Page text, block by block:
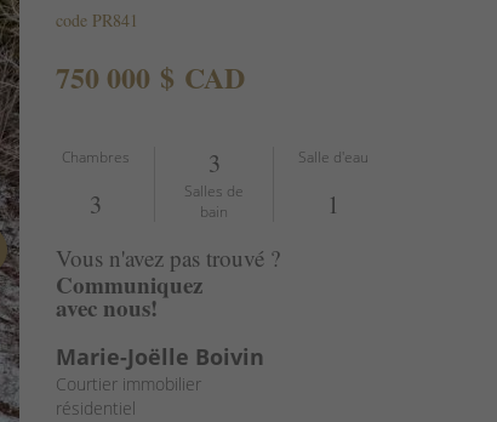
code PR841
750 000 $ CAD
Chambres
3
3
Salles de
bain
Salle d'eau
1
Vous n'avez pas trouvé ?
Communiquez
avec nous!
Marie-Joëlle Boivin
Courtier immobilier
résidentiel